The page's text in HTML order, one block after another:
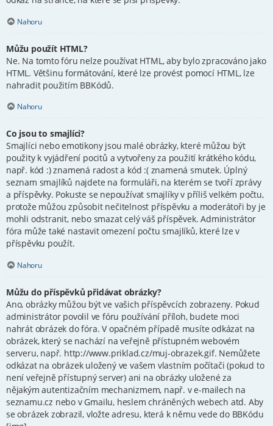
Nahoru
Můžu použít HTML?
Ne. Na tomto fóru nelze používat HTML, aby bylo zpracováno jako
HTML. Většinu formátování, které lze provést pomocí HTML, lze
nahradit použitím BBKódů.
Nahoru
Co jsou to smajlíci?
Smajlíci nebo emotikony jsou malé obrázky, které můžou být
použity k vyjádření pocitů a vytvořeny za použití krátkého kódu,
např. kód :) znamená radost a kód :( znamená smutek. Úplný
seznam smajlíků najdete na formuláři, na kterém se tvoří zprávy
a příspěvky. Pokuste se nepoužívat smajlíky v příliš velkém počtu,
protože můžou způsobit nečitelnost příspěvku a moderátoři by je
mohli odstranit, nebo smazat celý váš příspěvek. Administrátor
fóra může také nastavit omezení počtu smajlíků, které lze v
příspěvku použít.
Nahoru
Můžu do příspěvků přidávat obrázky?
Ano, obrázky můžou být ve vašich příspěvcích zobrazeny. Pokud
administrátor povolil ve fóru používání příloh, budete moci
nahrát obrázek do fóra. V opačném případě musíte odkázat na
obrázek, který se nachází na veřejně přístupném webovém
serveru, např. http://www.priklad.cz/muj-obrazek.gif. Nemůžete
odkázat na obrázek uložený ve vašem vlastním počítači (pokud to
není veřejně přístupný server) ani na obrázky uložené za
nějakým autentizačním mechanizmem, např. v e-mailech na
seznamu.cz nebo v Gmailu, heslem chráněných webech atd. Aby
se obrázek zobrazil, vložte adresu, která k němu vede do BBKódu